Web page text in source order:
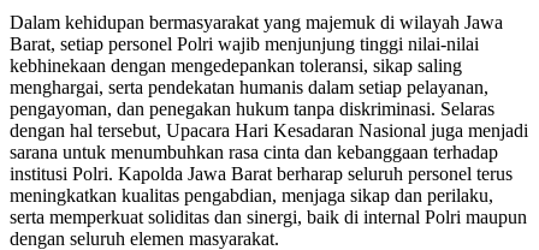
Dalam kehidupan bermasyarakat yang majemuk di wilayah Jawa
Barat, setiap personel Polri wajib menjunjung tinggi nilai-nilai
kebhinekaan dengan mengedepankan toleransi, sikap saling
menghargai, serta pendekatan humanis dalam setiap pelayanan,
pengayoman, dan penegakan hukum tanpa diskriminasi. Selaras
dengan hal tersebut, Upacara Hari Kesadaran Nasional juga menjadi
sarana untuk menumbuhkan rasa cinta dan kebanggaan terhadap
institusi Polri. Kapolda Jawa Barat berharap seluruh personel terus
meningkatkan kualitas pengabdian, menjaga sikap dan perilaku,
serta memperkuat soliditas dan sinergi, baik di internal Polri maupun
dengan seluruh elemen masyarakat.